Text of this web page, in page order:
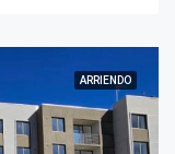
ARRIENDO